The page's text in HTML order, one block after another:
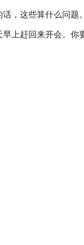
，这些算什么问题
上赶回来开会。你